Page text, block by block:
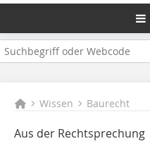
Wissen Baurecht
Aus der Rechtsprechung